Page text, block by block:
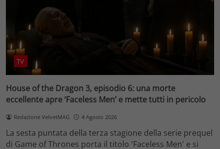
TV
House of the Dragon 3, episodio 6: una morte
eccellente apre ‘Faceless Men’ e mette tutti in pericolo
Redazione VelvetMAG 4 Agosto 2026
La sesta puntata della terza stagione della serie prequel
di Game of Thrones porta il titolo 'Faceless Men' e si